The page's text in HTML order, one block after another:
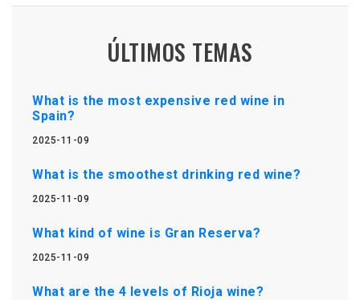
ÚLTIMOS TEMAS
What is the most expensive red wine in
Spain?
2025-11-09
What is the smoothest drinking red wine?
2025-11-09
What kind of wine is Gran Reserva?
2025-11-09
What are the 4 levels of Rioja wine?